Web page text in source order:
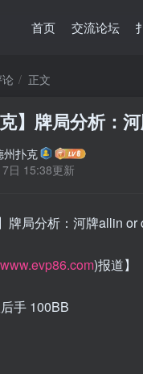
首页 交流论坛
正文
克】牌局分析：
州扑克
日 15:38更新
牌局分析：河牌allin or
www.evp86.com)报道】
手 100BB